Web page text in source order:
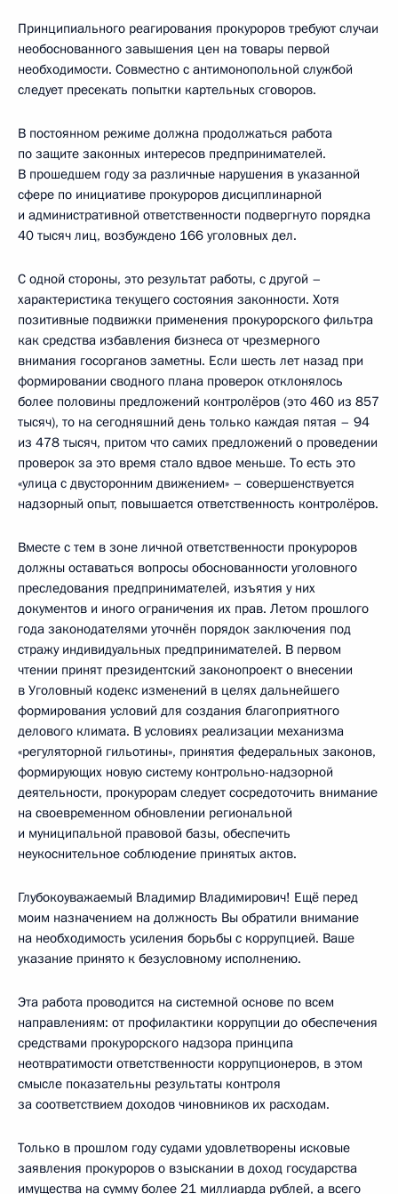
Принципиального реагирования прокуроров требуют случаи
необоснованного завышения цен на товары первой
необходимости. Совместно с антимонопольной службой
следует пресекать попытки картельных сговоров.
В постоянном режиме должна продолжаться работа
по защите законных интересов предпринимателей.
В прошедшем году за различные нарушения в указанной
сфере по инициативе прокуроров дисциплинарной
и административной ответственности подвергнуто порядка
40 тысяч лиц, возбуждено 166 уголовных дел.
С одной стороны, это результат работы, с другой –
характеристика текущего состояния законности. Хотя
позитивные подвижки применения прокурорского фильтра
как средства избавления бизнеса от чрезмерного
внимания госорганов заметны. Если шесть лет назад при
формировании сводного плана проверок отклонялось
более половины предложений контролёров (это 460 из 857
тысяч), то на сегодняшний день только каждая пятая – 94
из 478 тысяч, притом что самих предложений о проведении
проверок за это время стало вдвое меньше. То есть это
«улица с двусторонним движением» – совершенствуется
надзорный опыт, повышается ответственность контролёров.
Вместе с тем в зоне личной ответственности прокуроров
должны оставаться вопросы обоснованности уголовного
преследования предпринимателей, изъятия у них
документов и иного ограничения их прав. Летом прошлого
года законодателями уточнён порядок заключения под
стражу индивидуальных предпринимателей. В первом
чтении принят президентский законопроект о внесении
в Уголовный кодекс изменений в целях дальнейшего
формирования условий для создания благоприятного
делового климата. В условиях реализации механизма
«регуляторной гильотины», принятия федеральных законов,
формирующих новую систему контрольно-надзорной
деятельности, прокурорам следует сосредоточить внимание
на своевременном обновлении региональной
и муниципальной правовой базы, обеспечить
неукоснительное соблюдение принятых актов.
Глубокоуважаемый Владимир Владимирович! Ещё перед
моим назначением на должность Вы обратили внимание
на необходимость усиления борьбы с коррупцией. Ваше
указание принято к безусловному исполнению.
Эта работа проводится на системной основе по всем
направлениям: от профилактики коррупции до обеспечения
средствами прокурорского надзора принципа
неотвратимости ответственности коррупционеров, в этом
смысле показательны результаты контроля
за соответствием доходов чиновников их расходам.
Только в прошлом году судами удовлетворены исковые
заявления прокуроров о взыскании в доход государства
имущества на сумму более 21 миллиарда рублей, а всего